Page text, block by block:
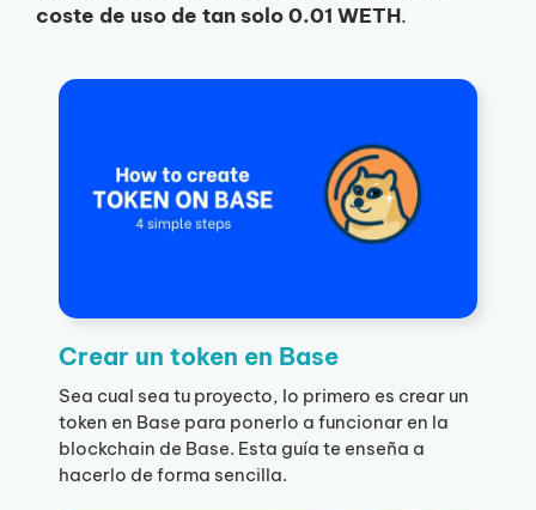
coste de uso de tan solo 0.01 WETH.
Crear un token en Base
Sea cual sea tu proyecto, lo primero es crear un
token en Base para ponerlo a funcionar en la
blockchain de Base. Esta guía te enseña a
hacerlo de forma sencilla.